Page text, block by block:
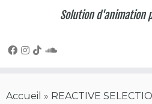
Solution d'animation
Accueil » REACTIVE